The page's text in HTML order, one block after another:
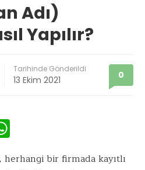
Adı)
Yapılır?
Tarihinde Gönderildi
13 Ekim 2021 0
h
bir firmada kayıtlı